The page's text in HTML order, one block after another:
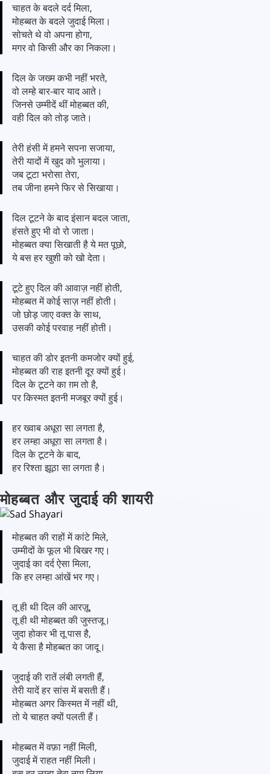
चाहत के बदले दर्द मिला,
मोहब्बत के बदले जुदाई मिला।
सोचते थे वो अपना होगा,
मगर वो किसी और का निकला।
दिल के जख्म कभी नहीं भरते,
वो लम्हे बार-बार याद आते।
जिनसे उम्मीदें थीं मोहब्बत की,
वही दिल को तोड़ जाते।
तेरी हंसी में हमने सपना सजाया,
तेरी यादों में खुद को भुलाया।
जब टूटा भरोसा तेरा,
तब जीना हमने फिर से सिखाया।
दिल टूटने के बाद इंसान बदल जाता,
हंसते हुए भी वो रो जाता।
मोहब्बत क्या सिखाती है ये मत पूछो,
ये बस हर खुशी को खो देता।
टूटे हुए दिल की आवाज़ नहीं होती,
मोहब्बत में कोई साज़ नहीं होती।
जो छोड़ जाए वक्त के साथ,
उसकी कोई परवाह नहीं होती।
चाहत की डोर इतनी कमजोर क्यों हुई,
मोहब्बत की राह इतनी दूर क्यों हुई।
दिल के टूटने का ग़म तो है,
पर किस्मत इतनी मजबूर क्यों हुई।
हर ख्वाब अधूरा सा लगता है,
हर लम्हा अधूरा सा लगता है।
दिल के टूटने के बाद,
हर रिश्ता झूठा सा लगता है।
मोहब्बत और जुदाई की शायरी
मोहब्बत की राहों में कांटे मिले,
उम्मीदों के फूल भी बिखर गए।
जुदाई का दर्द ऐसा मिला,
कि हर लम्हा आंखें भर गए।
तू ही थी दिल की आरज़ू,
तू ही थी मोहब्बत की जुस्तजू।
जुदा होकर भी तू पास है,
ये कैसा है मोहब्बत का जादू।
जुदाई की रातें लंबी लगती हैं,
तेरी यादें हर सांस में बसती हैं।
मोहब्बत अगर किस्मत में नहीं थी,
तो ये चाहत क्यों पलती हैं।
मोहब्बत में वफ़ा नहीं मिली,
जुदाई में राहत नहीं मिली।